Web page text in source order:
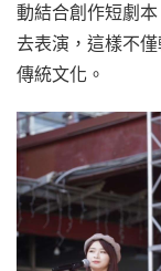
動結合創作短劇
去表演，這樣不
傳統文化。